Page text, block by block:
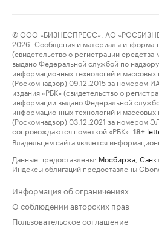
© ООО «БИЗНЕСПРЕСС», АО
2026. Сообщения и материалы
(свидетельство о регистрации
выдано Федеральной службой по
информационных технологий и массовых
(Роскомнадзор) 09.12.2015 за номером
издания «РБК» (свидетельство о
информации выдано Федеральной
информационных технологий и массовых
(Роскомнадзор) 03.12.2021 за номером
сопровождаются пометкой «РБК».
18+
Владельцем сайта является
Данные предоставлены: Мосбиржа
Индексы облигаций предоставлены
Информация об ограничениях
О соблюдении авторских прав
Пользовательское соглашение